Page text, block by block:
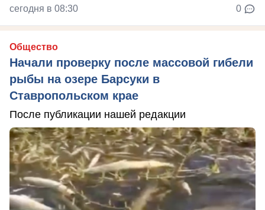
сегодня в 08:30 0
Общество
Начали проверку после массовой гибели
рыбы на озере Барсуки в
Ставропольском крае
После публикации нашей редакции